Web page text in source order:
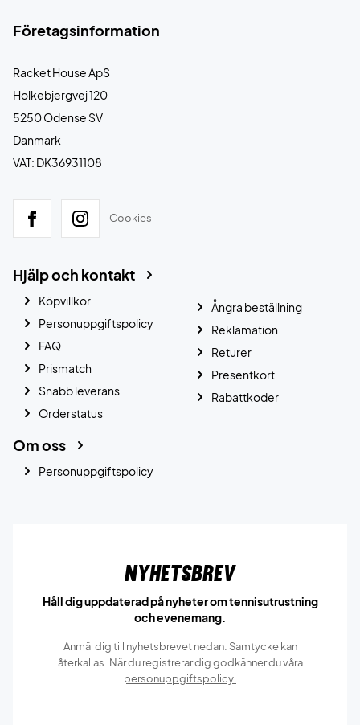
Företagsinformation
Racket House ApS
Holkebjergvej 120
5250 Odense SV
Danmark
VAT: DK36931108
Cookies
Hjälp och kontakt
Köpvillkor
Personuppgiftspolicy
FAQ
Prismatch
Snabb leverans
Orderstatus
Ångra beställning
Reklamation
Returer
Presentkort
Rabattkoder
Om oss
Personuppgiftspolicy
Nyhetsbrev
Håll dig uppdaterad på nyheter om tennisutrustning
och evenemang.
Anmäl dig till nyhetsbrevet nedan. Samtycke kan
återkallas. När du registrerar dig godkänner du våra
personuppgiftspolicy.